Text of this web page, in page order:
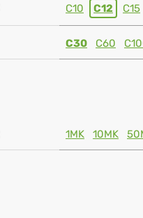
C10 C12 C15
C30 C60
1MK 10MK